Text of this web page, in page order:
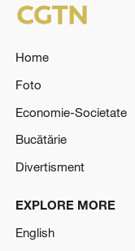
Home
Foto
Economie-Societate
Bucătărie
Divertisment
EXPLORE MORE
English